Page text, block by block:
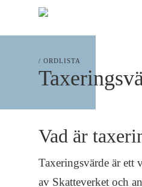
/ ORDLISTA
Vad är
Taxeringsvärde är ett
av Skatteverket och